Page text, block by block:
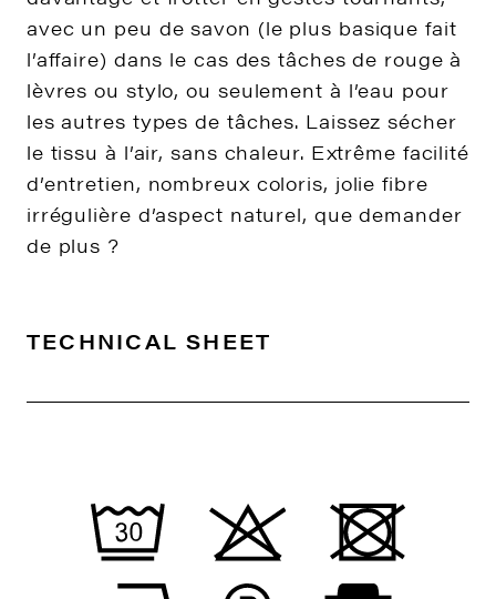
avec un peu de savon (le plus basique fait
l’affaire) dans le cas des tâches de rouge à
lèvres ou stylo, ou seulement à l’eau pour
les autres types de tâches. Laissez sécher
le tissu à l’air, sans chaleur. Extrême facilité
d’entretien, nombreux coloris, jolie fibre
irrégulière d’aspect naturel, que demander
de plus ?
TECHNICAL SHEET